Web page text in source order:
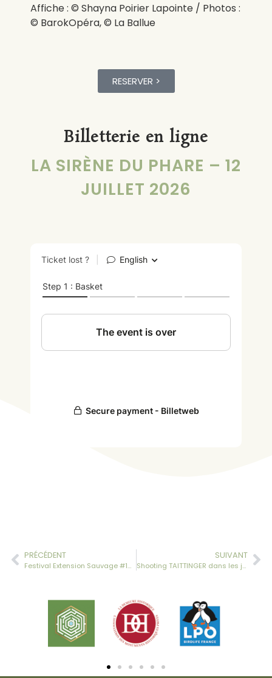
Affiche : © Shayna Poirier Lapointe / Photos :
© BarokOpéra, © La Ballue
RESERVER >
Billetterie en ligne
LA SIRÈNE DU PHARE – 12
JUILLET 2026
PRÉCÉDENT
Festival Extension Sauvage #15 – dimanche 21 juin 2026
SUIVANT
Shooting TAITTINGER dans les jardins de la Ballue !